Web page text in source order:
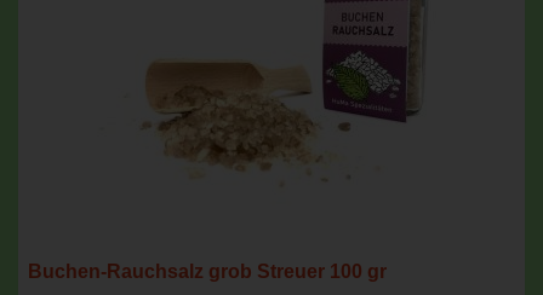
Buchen-Rauchsalz grob Streuer 100 gr